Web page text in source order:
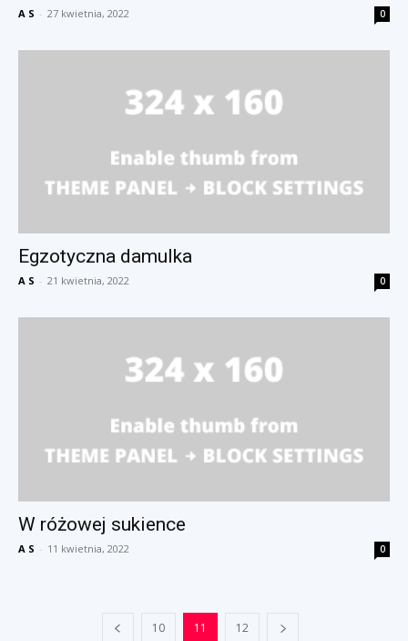
A S - 27 kwietnia, 2022 0
Egzotyczna damulka
A S - 21 kwietnia, 2022 0
W różowej sukience
A S - 11 kwietnia, 2022 0
10 11 12